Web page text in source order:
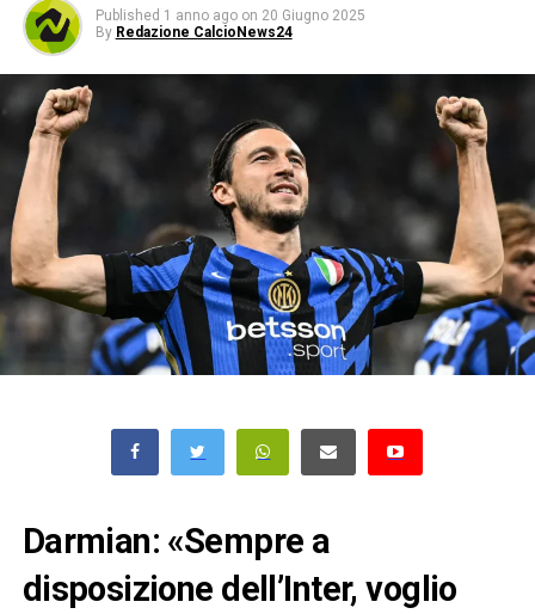
Published 1 anno ago on 20 Giugno 2025
By Redazione CalcioNews24
Darmian: «Sempre a
disposizione dell’Inter, voglio